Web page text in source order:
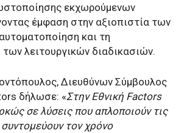
εκχωρούμενων
έμφαση στην αξιοπιστία των
και τη
λειτουργικών διαδικασιών.
Διευθύνων Σύμβουλος
δήλωσε: «Στην Εθνική Factors
σε λύσεις που απλοποιούν τις
συντομεύουν τον χρόνο